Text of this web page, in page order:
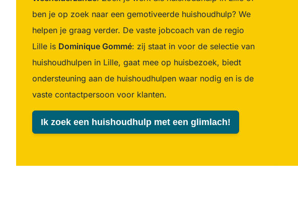
ben je op zoek naar een gemotiveerde huishoudhulp? We
helpen je graag verder. De vaste jobcoach van de regio
Lille is Dominique Gommé: zij staat in voor de selectie van
huishoudhulpen in Lille, gaat mee op huisbezoek, biedt
ondersteuning aan de huishoudhulpen waar nodig en is de
vaste contactpersoon voor klanten.
Ik zoek een huishoudhulp met een glimlach!